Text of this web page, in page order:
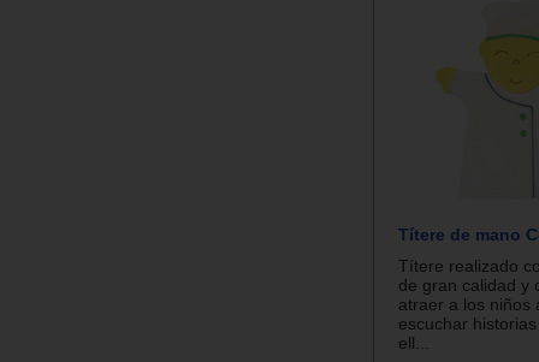
Títere de mano
Títere realizado
de gran calidad y
atraer a los niños
escuchar
ell...